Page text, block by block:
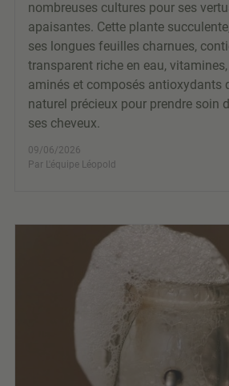
nombreuses cultures pour ses
apaisantes. Cette plante
ses longues feuilles charnues,
transparent riche en eau,
aminés et composés antioxydants
naturel précieux pour prendre soin
ses cheveux.
09/06/2026
Par L'équipe Léopold